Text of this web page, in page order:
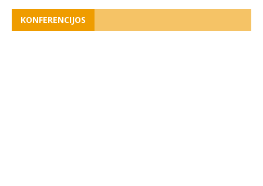
KONFERENCIJOS